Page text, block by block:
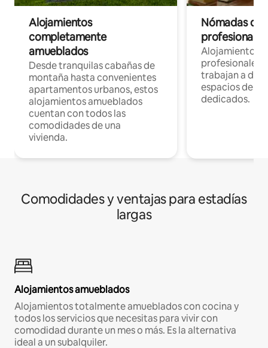
Alojamientos
completamente
amueblados
Desde tranquilas cabañas de
montaña hasta convenientes
apartamentos urbanos, estos
alojamientos amueblados
cuentan con todos las
comodidades de una
vivienda.
Nómadas
Alojamientos
profesionales
trabajan a
espacios de
dedicados.
Comodidades y ventajas para estadías
largas
Alojamientos amueblados
Alojamientos totalmente amueblados con cocina y
todos los servicios que necesitas para vivir con
comodidad durante un mes o más. Es la alternativa
ideal a un subalquiler.